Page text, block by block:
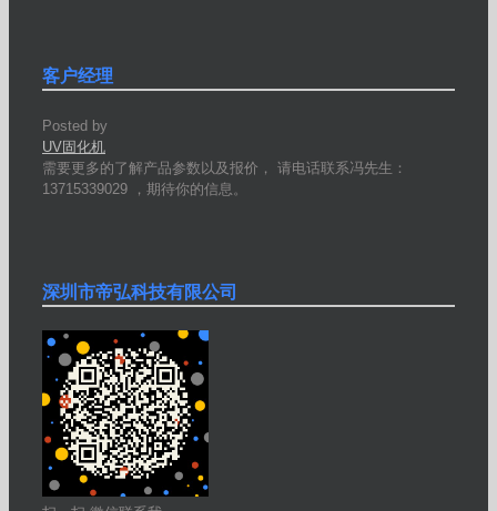
客户经理
Posted by
UV固化机
需要更多的了解产品参数以及报价， 请电话联系冯先生：
13715339029 ，期待你的信息。
深圳市帝弘科技有限公司